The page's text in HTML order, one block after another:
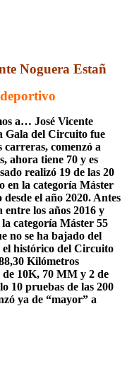
Noguera Estañ
a… José Vicente
Gala del Circuito fue
comenzó a
ahora tiene 70 y es
realizó 19 de las 20
en la categoría Máster
el año 2020. Antes
los años 2016 y
la categoría Máster 55
no se ha bajado del
el histórico del Circuito
Kilómetros
10K, 70 MM y 2 de
10 pruebas de las 200
ya de “mayor” a